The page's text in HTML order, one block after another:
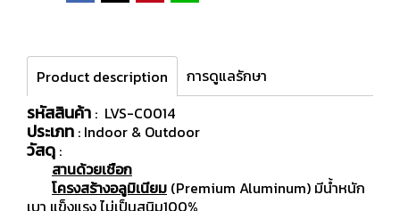
Product description การดูแลรักษา
รหัสสินค้า : LVS-C0014
ประเภท : Indoor & Outdoor
วัสดุ :
สานด้วยเชือก
โครงสร้างอลูมิเนียม (Premium Aluminum) มีน้ำหนัก
เบา แข็งแรง ไม่เป็นสนิม100%